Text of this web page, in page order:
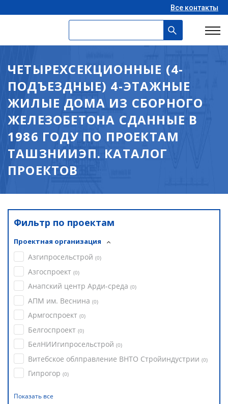
Все контакты
ЧЕТЫРЕХСЕКЦИОННЫЕ (4-
ПОДЪЕЗДНЫЕ) 4-ЭТАЖНЫЕ
ЖИЛЫЕ ДОМА ИЗ СБОРНОГО
ЖЕЛЕЗОБЕТОНА СДАННЫЕ В
1986 ГОДУ ПО ПРОЕКТАМ
ТАШЗНИИЭП. КАТАЛОГ
ПРОЕКТОВ
Фильтр по проектам
Проектная организация
Азгипросельстрой (0)
Азгоспроект (0)
Анапский центр Арди-среда (0)
АПМ им. Веснина (0)
Армгоспроект (0)
Белгоспроект (0)
БелНИИгипросельстрой (0)
Витебское облправление ВНТО Стройиндустрии (0)
Гипрогор (0)
Показать все